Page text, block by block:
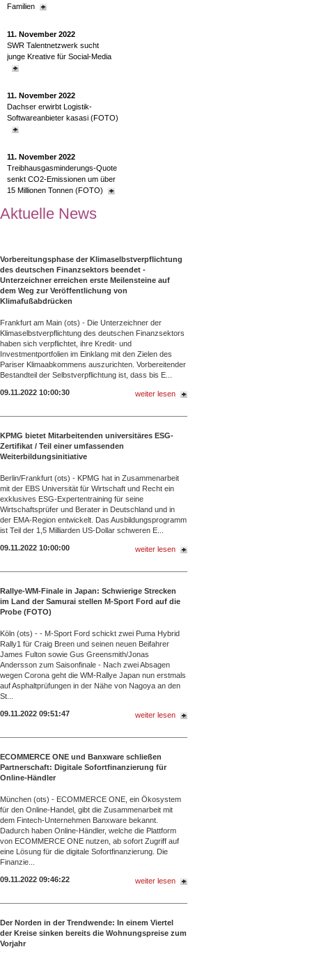
Familien
11. November 2022
SWR Talentnetzwerk sucht
junge Kreative für Social-Media
11. November 2022
Dachser erwirbt Logistik-
Softwareanbieter kasasi (FOTO)
11. November 2022
Treibhausgasminderungs-Quote
senkt CO2-Emissionen um über
15 Millionen Tonnen (FOTO)
Aktuelle News
Vorbereitungsphase der Klimaselbstverpflichtung
des deutschen Finanzsektors beendet -
Unterzeichner erreichen erste Meilensteine auf
dem Weg zur Veröffentlichung von
Klimafußabdrücken
Frankfurt am Main (ots) - Die Unterzeichner der
Klimaselbstverpflichtung des deutschen Finanzsektors
haben sich verpflichtet, ihre Kredit- und
Investmentportfolien im Einklang mit den Zielen des
Pariser Klimaabkommens auszurichten. Vorbereitender
Bestandteil der Selbstverpflichtung ist, dass bis E...
09.11.2022 10:00:30 weiter lesen
KPMG bietet Mitarbeitenden universitäres ESG-
Zertifikat / Teil einer umfassenden
Weiterbildungsinitiative
Berlin/Frankfurt (ots) - KPMG hat in Zusammenarbeit
mit der EBS Universität für Wirtschaft und Recht ein
exklusives ESG-Expertentraining für seine
Wirtschaftsprüfer und Berater in Deutschland und in
der EMA-Region entwickelt. Das Ausbildungsprogramm
ist Teil der 1,5 Milliarden US-Dollar schweren E...
09.11.2022 10:00:00 weiter lesen
Rallye-WM-Finale in Japan: Schwierige Strecken
im Land der Samurai stellen M-Sport Ford auf die
Probe (FOTO)
Köln (ots) - - M-Sport Ford schickt zwei Puma Hybrid
Rally1 für Craig Breen und seinen neuen Beifahrer
James Fulton sowie Gus Greensmith/Jonas
Andersson zum Saisonfinale - Nach zwei Absagen
wegen Corona geht die WM-Rallye Japan nun erstmals
auf Asphaltprüfungen in der Nähe von Nagoya an den
St...
09.11.2022 09:51:47 weiter lesen
ECOMMERCE ONE und Banxware schließen
Partnerschaft: Digitale Sofortfinanzierung für
Online-Händler
München (ots) - ECOMMERCE ONE, ein Ökosystem
für den Online-Handel, gibt die Zusammenarbeit mit
dem Fintech-Unternehmen Banxware bekannt.
Dadurch haben Online-Händler, welche die Plattform
von ECOMMERCE ONE nutzen, ab sofort Zugriff auf
eine Lösung für die digitale Sofortfinanzierung. Die
Finanzie...
09.11.2022 09:46:22 weiter lesen
Der Norden in der Trendwende: In einem Viertel
der Kreise sinken bereits die Wohnungspreise zum
Vorjahr